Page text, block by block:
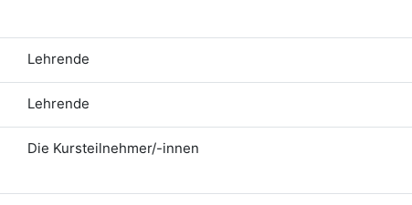
Lehrende
Lehrende
Die Kursteilnehmer/-innen